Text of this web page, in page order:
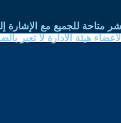
متاحة للجميع مع الإشارة
هيئة الادارة لا تعبر